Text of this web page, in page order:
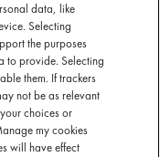
I
Love
My
Ears
logo
van MOJO
data, like
Selecting
the purposes
to provide. Selecting
them. If trackers
not be as relevant
choices or
my cookies
will have effect